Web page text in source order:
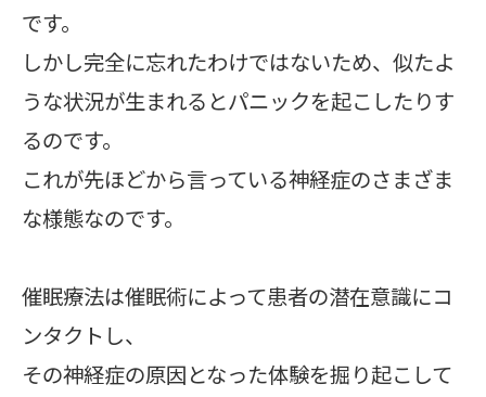
です。
しかし完全に忘れたわけではないため、似たよ
うな状況が生まれるとパニックを起こしたりす
るのです。
これが先ほどから言っている神経症のさまざま
な様態なのです。
催眠療法は催眠術によって患者の潜在意識にコ
ンタクトし、
その神経症の原因となった体験を掘り起こして